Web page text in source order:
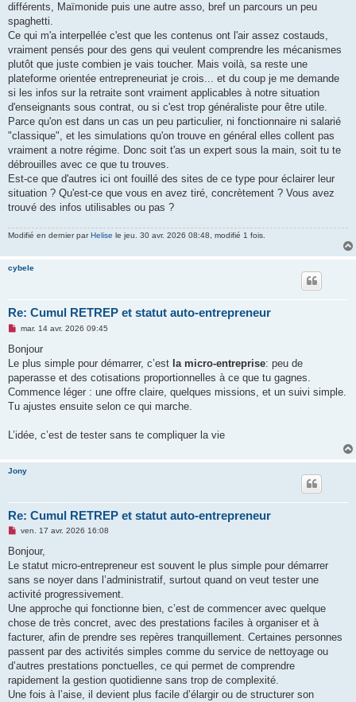
différents, Maïmonide puis une autre asso, bref un parcours un peu
spaghetti.
Ce qui m'a interpellée c'est que les contenus ont l'air assez costauds,
vraiment pensés pour des gens qui veulent comprendre les mécanismes
plutôt que juste combien je vais toucher. Mais voilà, sa reste une
plateforme orientée entrepreneuriat je crois... et du coup je me demande
si les infos sur la retraite sont vraiment applicables à notre situation
d'enseignants sous contrat, ou si c'est trop généraliste pour être utile.
Parce qu'on est dans un cas un peu particulier, ni fonctionnaire ni salarié
"classique", et les simulations qu'on trouve en général elles collent pas
vraiment a notre régime. Donc soit t'as un expert sous la main, soit tu te
débrouilles avec ce que tu trouves.
Est-ce que d'autres ici ont fouillé des sites de ce type pour éclairer leur
situation ? Qu'est-ce que vous en avez tiré, concrètement ? Vous avez
trouvé des infos utilisables ou pas ?
Modifié en dernier parHelise le jeu. 30 avr. 2026 08:48, modifié 1 fois.
cybele
Re: Cumul RETREP et statut auto-entrepreneur
M
s
a
g
e
n
o
u
mar. 14 avr. 2026 09:45
Bonjour
Le plus simple pour démarrer, c’est la micro-entreprise: peu de
paperasse et des cotisations proportionnelles à ce que tu gagnes.
Commence léger : une offre claire, quelques missions, et un suivi simple.
Tu ajustes ensuite selon ce qui marche.
L’idée, c’est de tester sans te compliquer la vie
Jony
Re: Cumul RETREP et statut auto-entrepreneur
M
s
a
g
n
o
l
u
ven. 17 avr. 2026 16:08
Bonjour,
Le statut micro-entrepreneur est souvent le plus simple pour démarrer
sans se noyer dans l’administratif, surtout quand on veut tester une
activité progressivement.
Une approche qui fonctionne bien, c’est de commencer avec quelque
chose de très concret, avec des prestations faciles à organiser et à
facturer, afin de prendre ses repères tranquillement. Certaines personnes
passent par des activités simples comme du service de nettoyage ou
d’autres prestations ponctuelles, ce qui permet de comprendre
rapidement la gestion quotidienne sans trop de complexité.
Une fois à l’aise, il devient plus facile d’élargir ou de structurer son